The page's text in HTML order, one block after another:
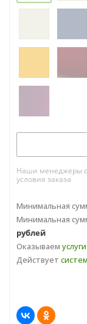
Наши менеджеры
условия заказа
Минимальная
Минимальная
рублей
Оказываем услуги
Действует